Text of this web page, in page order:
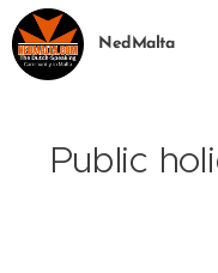
NedMalta
Public